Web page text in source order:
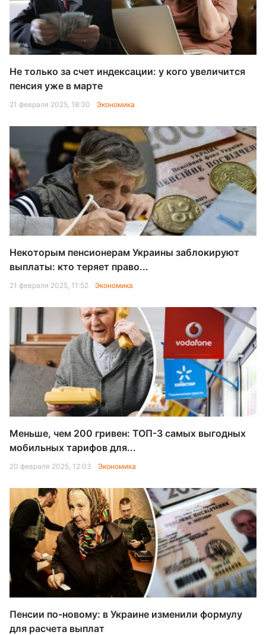
Не только за счет индексации: у кого увеличится
пенсия уже в марте
21 февраля 2025, 18:30 Экономика
Некоторым пенсионерам Украины заблокируют
выплаты: кто теряет право...
21 февраля 2025, 11:52 Экономика
Меньше, чем 200 гривен: ТОП-3 самых выгодных
мобильных тарифов для...
20 февраля 2025, 12:03 Экономика
Пенсии по-новому: в Украине изменили формулу
для расчета выплат